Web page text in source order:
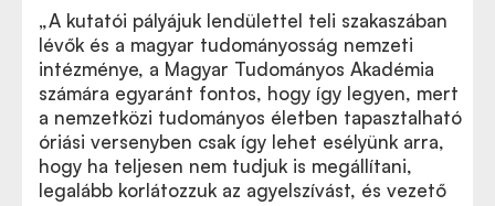
„A kutatói pályájuk lendülettel teli szakaszában
lévők és a magyar tudományosság nemzeti
intézménye, a Magyar Tudományos Akadémia
számára egyaránt fontos, hogy így legyen, mert
a nemzetközi tudományos életben tapasztalható
óriási versenyben csak így lehet esélyünk arra,
hogy ha teljesen nem tudjuk is megállítani,
legalább korlátozzuk az agyelszívást, és vezető